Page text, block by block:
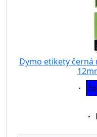
Dymo etikety černá